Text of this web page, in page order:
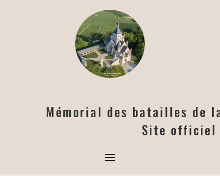
Mémorial des batailles de
Site officiel